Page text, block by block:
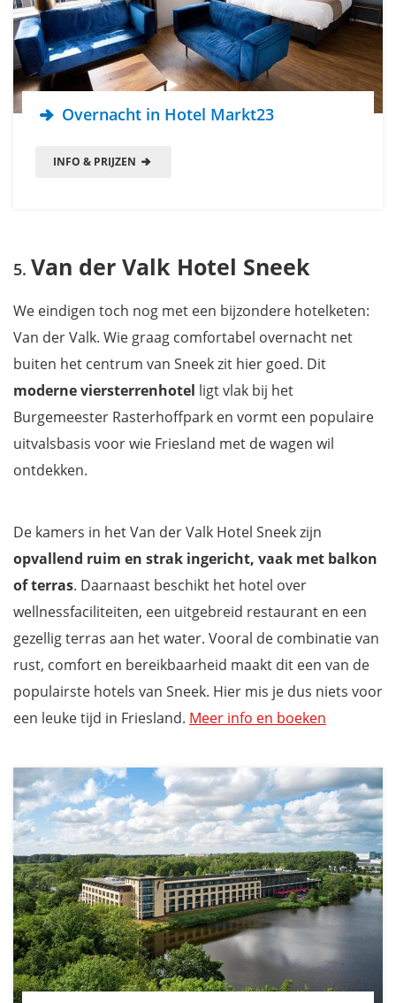
Overnacht in Hotel Markt23
INFO & PRIJZEN
Van der Valk Hotel Sneek
We eindigen toch nog met een bijzondere hotelketen:
Van der Valk. Wie graag comfortabel overnacht net
buiten het centrum van Sneek zit hier goed. Dit
moderne viersterrenhotel ligt vlak bij het
Burgemeester Rasterhoffpark en vormt een populaire
uitvalsbasis voor wie Friesland met de wagen wil
ontdekken.
De kamers in het Van der Valk Hotel Sneek zijn
opvallend ruim en strak ingericht, vaak met balkon
of terras. Daarnaast beschikt het hotel over
wellnessfaciliteiten, een uitgebreid restaurant en een
gezellig terras aan het water. Vooral de combinatie van
rust, comfort en bereikbaarheid maakt dit een van de
populairste hotels van Sneek. Hier mis je dus niets voor
een leuke tijd in Friesland. Meer info en boeken